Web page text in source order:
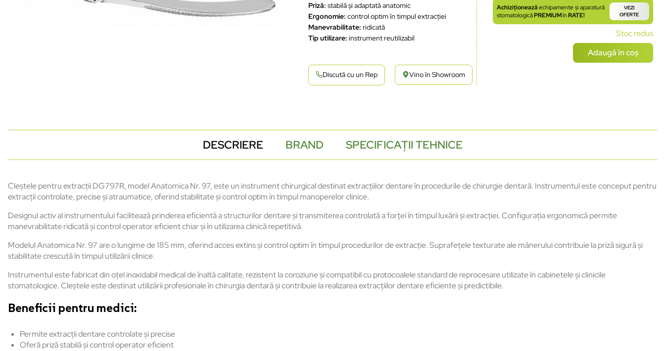
Priză: stabilă și adaptată anatomic
Ergonomie: control optim în timpul extracției
Manevrabilitate: ridicată
Tip utilizare: instrument reutilizabil
Discută cu un Rep Vino în Showroom
Achiziționeazăechipamente și aparatură
stomatologicăPREMIUMînRATE!
VEZI
OFERTE
Stoc redus
Adaugă în coș
DESCRIERE BRAND SPECIFICAȚII TEHNICE
Cleștele pentru extracții DG797R, model Anatomica Nr. 97, este un instrument chirurgical destinat extracțiilor dentare în procedurile de chirurgie dentară. Instrumentul este conceput pentru
extracții controlate, precise și atraumatice, oferind stabilitate și control optim în timpul manoperelor clinice.
Designul activ al instrumentului facilitează prinderea eficientă a structurilor dentare și transmiterea controlată a forței în timpul luxării și extracției. Configurația ergonomică permite
manevrabilitate ridicată și control operator eficient chiar și în utilizarea clinică repetitivă.
Modelul Anatomica Nr. 97 are o lungime de 185 mm, oferind acces extins și control optim în timpul procedurilor de extracție. Suprafețele texturate ale mânerului contribuie la priză sigură și
stabilitate crescută în timpul utilizării clinice.
Instrumentul este fabricat din oțel inoxidabil medical de înaltă calitate, rezistent la coroziune și compatibil cu protocoalele standard de reprocesare utilizate în cabinetele și clinicile
stomatologice. Cleștele este destinat utilizării profesionale în chirurgia dentară și contribuie la realizarea extracțiilor dentare eficiente și predictibile.
Beneficii pentru medici:
Permite extracții dentare controlate și precise
Oferă priză stabilă și control operator eficient